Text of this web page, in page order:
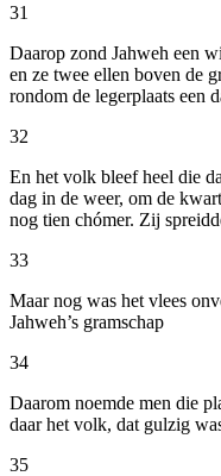
31
Daarop zond Jahweh een
en ze twee ellen boven de
rondom de legerplaats een
32
En het volk bleef heel die
dag in de weer, om de
nog tien chómer. Zij
33
Maar nog was het vlees
Jahweh’s gramschap
34
Daarom noemde men die
daar het volk, dat gulzig
35